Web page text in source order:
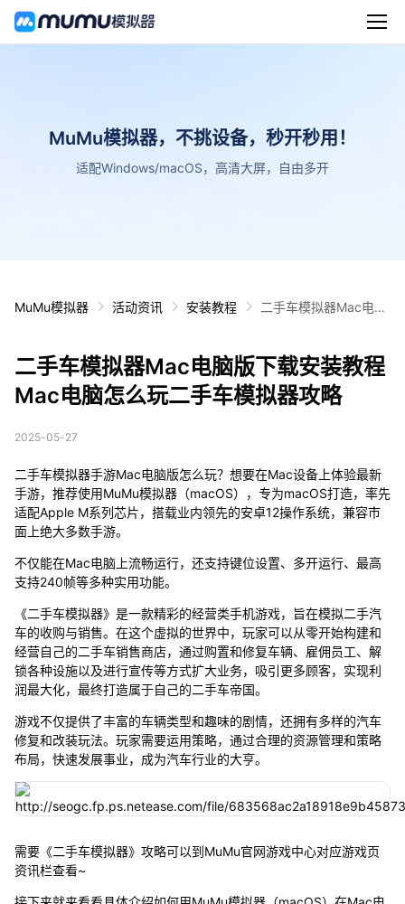
MuMu模拟器，不挑设备，秒开秒用！
适配Windows/macOS，高清大屏，自由多开
MuMu模拟器 活动资讯 安装教程
二手车模拟器Mac电脑
攻略
二手车模拟器Mac电脑版下载安装教程
Mac电脑怎么玩二手车模拟器攻略
2025-05-27
二手车模拟器手游Mac电脑版怎么玩？想要在Mac设备上体验最新
手游，推荐使用MuMu模拟器（macOS），专为macOS打造，率先
适配Apple M系列芯片，搭载业内领先的安卓12操作系统，兼容市
面上绝大多数手游。
不仅能在Mac电脑上流畅运行，还支持键位设置、多开运行、最高
支持240帧等多种实用功能。
《二手车模拟器》是一款精彩的经营类手机游戏，旨在模拟二手汽
车的收购与销售。在这个虚拟的世界中，玩家可以从零开始构建和
经营自己的二手车销售商店，通过购置和修复车辆、雇佣员工、解
锁各种设施以及进行宣传等方式扩大业务，吸引更多顾客，实现利
润最大化，最终打造属于自己的二手车帝国。
游戏不仅提供了丰富的车辆类型和趣味的剧情，还拥有多样的汽车
修复和改装玩法。玩家需要运用策略，通过合理的资源管理和策略
布局，快速发展事业，成为汽车行业的大亨。
需要《二手车模拟器》攻略可以到MuMu官网游戏中心对应游戏页
资讯栏查看~